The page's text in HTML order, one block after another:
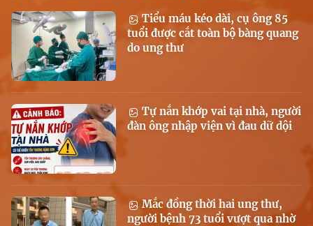
Tiểu máu kéo dài, cụ ông 85
tuổi được cắt toàn bộ bàng quang
do ung thư
Tự nắn khớp vai tại nhà, người
đàn ông nhập viện vì đau dữ dội
Mắc đồng thời hai ung thư,
người bệnh 73 tuổi vượt qua nhờ